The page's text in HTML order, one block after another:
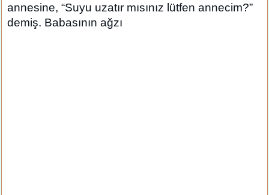
annesine, “Suyu uzatır mısınız lütfen annecim?”
demiş. Babasının ağzı